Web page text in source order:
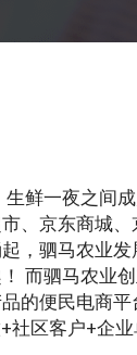
鲜一夜之间
、京东商城、
，驷马农业发
而驷马农业
的便民电商平
社区客户+企业